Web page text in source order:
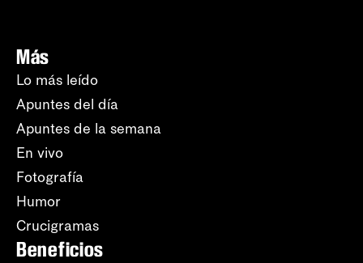
Más
Lo más leído
Apuntes del día
Apuntes de la semana
En vivo
Fotografía
Humor
Crucigramas
Beneficios